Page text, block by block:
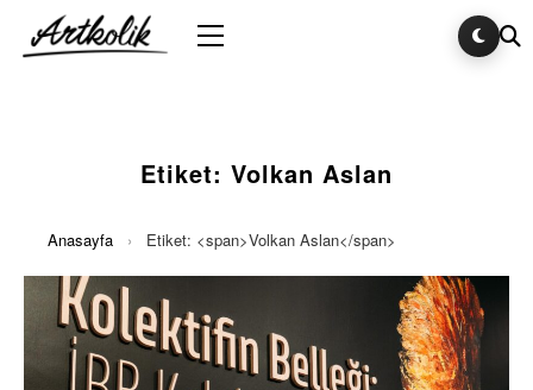
Etiket: Volkan Aslan
Anasayfa › Etiket: <span>Volkan Aslan</span>